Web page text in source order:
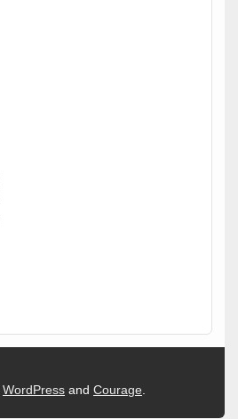
WordPress and Courage